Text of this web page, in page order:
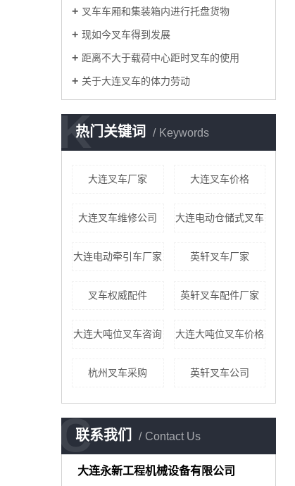
叉车车厢和集装箱内进行托盘货物
现如今叉车得到发展
距离不大于载荷中心距时叉车的使用
关于大连叉车的体力劳动
热门关键词 Keywords
K
大连叉车厂家 大连叉车价格
大连叉车维修公司 大连电动仓储式叉车
大连电动牵引车厂家 英轩叉车厂家
叉车权威配件 英轩叉车配件厂家
大连大吨位叉车咨询 大连大吨位叉车价格
杭州叉车采购 英轩叉车公司
联系我们 Contact Us
C
大连永新工程机械设备有限公司